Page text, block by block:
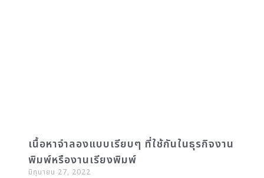
เนื้อหาจำลองแบบเรียบๆ ที่ใช้กันในธุรกิจงาน
พิมพ์หรืองานเรียงพิมพ์
มิถุนายน 27, 2022